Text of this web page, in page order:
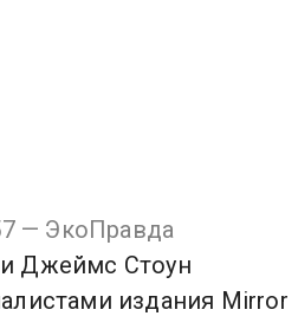
— ЭкоПравда
Джеймс Стоун
издания Mirror